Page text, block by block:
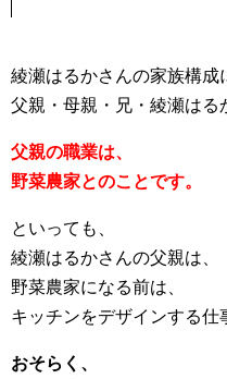
綾瀬はるかさんの家族構成
父親・母親・兄・綾瀬はる
父親の職業は、
野菜農家とのことです。
といっても、
綾瀬はるかさんの父親は、
野菜農家になる前は、
キッチンをデザインする仕
おそらく、